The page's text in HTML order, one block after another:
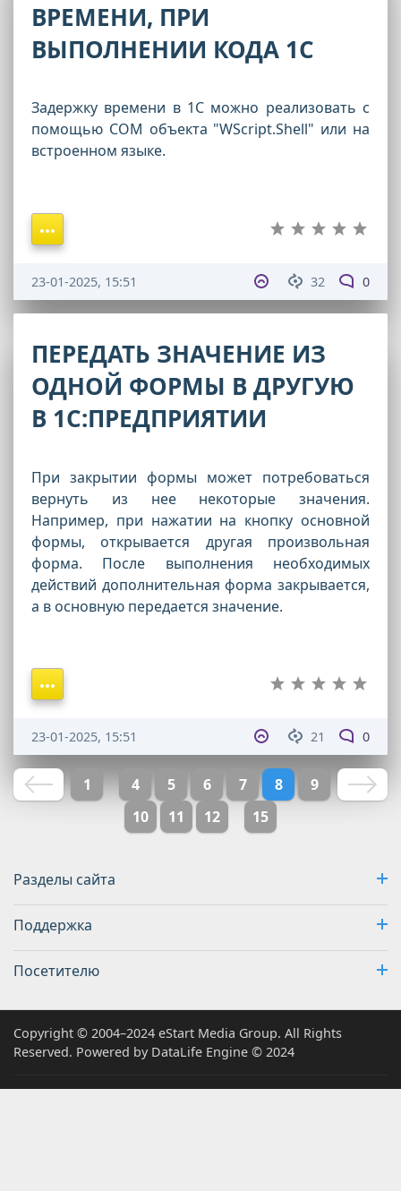
ВРЕМЕНИ, ПРИ
ВЫПОЛНЕНИИ КОДА 1С
Задержку времени в 1С можно реализовать с
помощью COM объекта "WScript.Shell" или на
встроенном языке.
32 0
23-01-2025, 15:51
ПЕРЕДАТЬ ЗНАЧЕНИЕ ИЗ
ОДНОЙ ФОРМЫ В ДРУГУЮ
В 1С:ПРЕДПРИЯТИИ
При закрытии формы может потребоваться
вернуть из нее некоторые значения.
Например, при нажатии на кнопку основной
формы, открывается другая произвольная
форма. После выполнения необходимых
действий дополнительная форма закрывается,
а в основную передается значение.
21 0
23-01-2025, 15:51
1 4 5 6 7 8
9
10
11 12 15
Разделы сайта
Поддержка
Посетителю
Copyright © 2004–2024 eStart Media Group. All Rights
Reserved. Powered by DataLife Engine © 2024